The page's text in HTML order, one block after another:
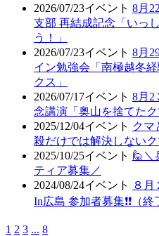
2026/07/23イベント 8月
支部 再結成記念「いっ
う！」
2026/07/23イベント 8月
イン勉強会「南極越冬
クス」
2026/07/17イベント 8月2
念講演「奥山を捨てた
2025/12/04イベント クマ
殺だけでは解決しない
2025/10/25イベント 🙋＼
ティア募集／
2024/08/24イベント
８
In広島 参加者募集❗❗（終
1 2 3 ... 8